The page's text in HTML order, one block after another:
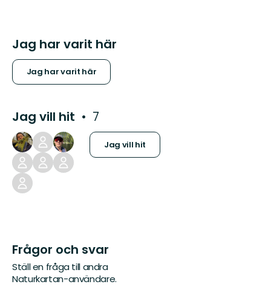
Jag har varit här
Jag har varit här
Jag vill hit 7
Jag vill hit
Frågor och svar
Ställ en fråga till andra
Naturkartan-användare.